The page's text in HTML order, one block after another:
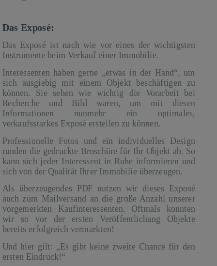
Das Exposé:
Das Exposé ist nach wie vor eines der wichtigsten
Instrumente beim Verkauf einer Immobilie.
Interessenten haben gerne „etwas in der Hand“, um
sich ausgiebig mit einem Objekt beschäftigen zu
können. Sie sehen wie wichtig die Vorarbeit bei
Recherche und Bild waren, um mit diesen
Informationen nunmehr ein optimales,
verkaufsstarkes Exposé erstellen zu können.
Professionelle Fotos und ein individuelles Design
runden die gedruckte Broschüre für Ihr Objekt ab. So
kann sich jeder Interessent in Ruhe informieren und
sich von der Qualität Ihrer Immobilie überzeugen.
Als überzeugendes PDF nutzen wir dieses Exposé
auch zum Mailversand an die große Anzahl unserer
vorgemerkten Kaufinteressenten. Oftmals konnten
wir so vor der ersten Veröffentlichung Objekte
bereits erfolgreich vermarkten!
Und hier gilt: „Es gibt keine zweite Chance für den
ersten Eindruck!“